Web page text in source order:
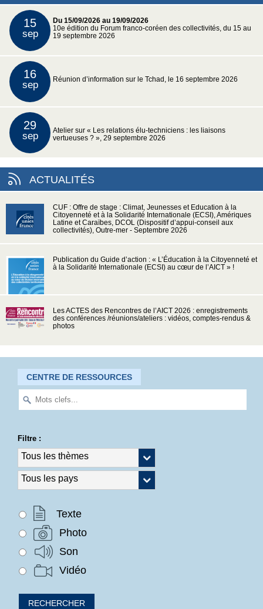
15
sep
Du 15/09/2026 au 19/09/2026
10e édition du Forum franco-coréen des collectivités, du 15 au
19 septembre 2026
16
sep Réunion d’information sur le Tchad, le 16 septembre 2026
29
sep
Atelier sur « Les relations élu-techniciens : les liaisons
vertueuses ? », 29 septembre 2026
ACTUALITÉS
CUF : Offre de stage : Climat, Jeunesses et Education à la
Citoyenneté et à la Solidarité Internationale (ECSI), Amériques
Latine et Caraïbes, DCOL (Dispositif d’appui-conseil aux
collectivités), Outre-mer - Septembre 2026
Publication du Guide d’action : « L’Éducation à la Citoyenneté et
à la Solidarité Internationale (ECSI) au cœur de l’AICT » !
Les ACTES des Rencontres de l’AICT 2026 : enregistrements
des conférences /réunions/ateliers : vidéos, comptes-rendus &
photos
CENTRE DE RESSOURCES
Filtre :
Texte
Photo
Son
Vidéo